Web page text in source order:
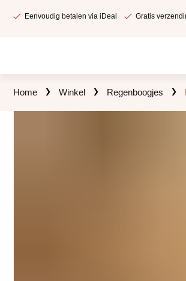
Eenvoudig betalen via iDeal Gratis
Home Winkel Regenboogjes